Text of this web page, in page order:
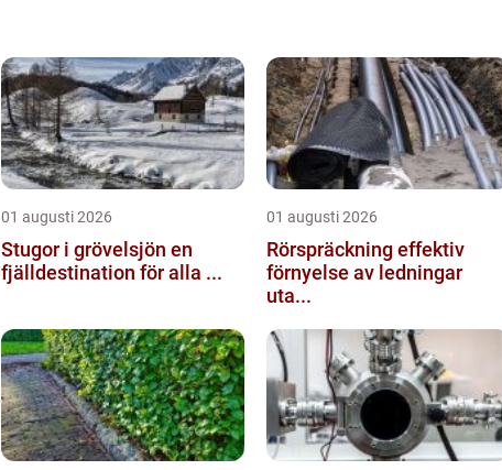
01 augusti 2026
Stugor i grövelsjön en
fjälldestination för alla ...
01 augusti 2026
Rörspräckning effektiv
förnyelse av ledningar
uta...